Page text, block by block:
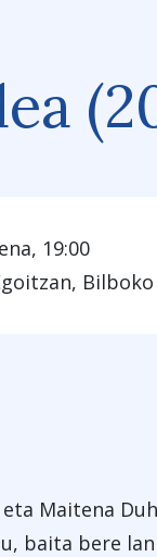
19:00
Maitena
baita bere